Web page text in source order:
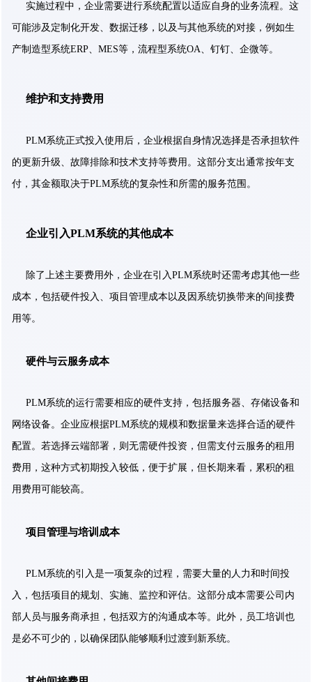
实施过程中，企业需要进行系统配置以适应自身的业务流程。这
可能涉及定制化开发、数据迁移，以及与其他系统的对接，例如生
产制造型系统ERP、MES等，流程型系统OA、钉钉、企微等。
维护和支持费用
PLM系统正式投入使用后，企业根据自身情况选择是否承担软件
的更新升级、故障排除和技术支持等费用。这部分支出通常按年支
付，其金额取决于PLM系统的复杂性和所需的服务范围。
企业引入PLM系统的其他成本
除了上述主要费用外，企业在引入PLM系统时还需考虑其他一些
成本，包括硬件投入、项目管理成本以及因系统切换带来的间接费
用等。
硬件与云服务成本
PLM系统的运行需要相应的硬件支持，包括服务器、存储设备和
网络设备。企业应根据PLM系统的规模和数据量来选择合适的硬件
配置。若选择云端部署，则无需硬件投资，但需支付云服务的租用
费用，这种方式初期投入较低，便于扩展，但长期来看，累积的租
用费用可能较高。
项目管理与培训成本
PLM系统的引入是一项复杂的过程，需要大量的人力和时间投
入，包括项目的规划、实施、监控和评估。这部分成本需要公司内
部人员与服务商承担，包括双方的沟通成本等。此外，员工培训也
是必不可少的，以确保团队能够顺利过渡到新系统。